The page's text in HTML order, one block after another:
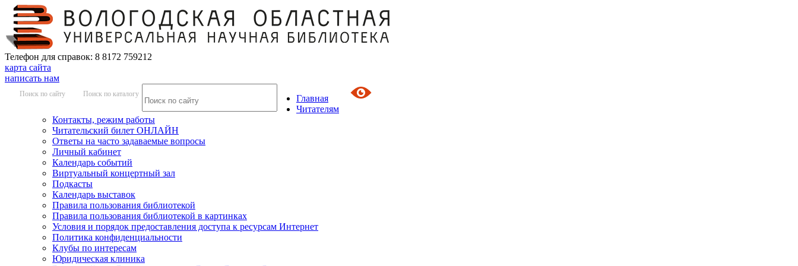
Телефон для справок: 8 8172 759212
карта сайта
написать нам
Поиск по сайту Поиск по каталогу
Главная
Читателям
Контакты, режим работы
Читательский билет ОНЛАЙН
Ответы на часто задаваемые вопросы
Личный кабинет
Календарь событий
Виртуальный концертный зал
Подкасты
Календарь выставок
Правила пользования библиотекой
Правила пользования библиотекой в картинках
Условия и порядок предоставления доступа к ресурсам Интернет
Политика конфиденциальности
Клубы по интересам
Юридическая клиника